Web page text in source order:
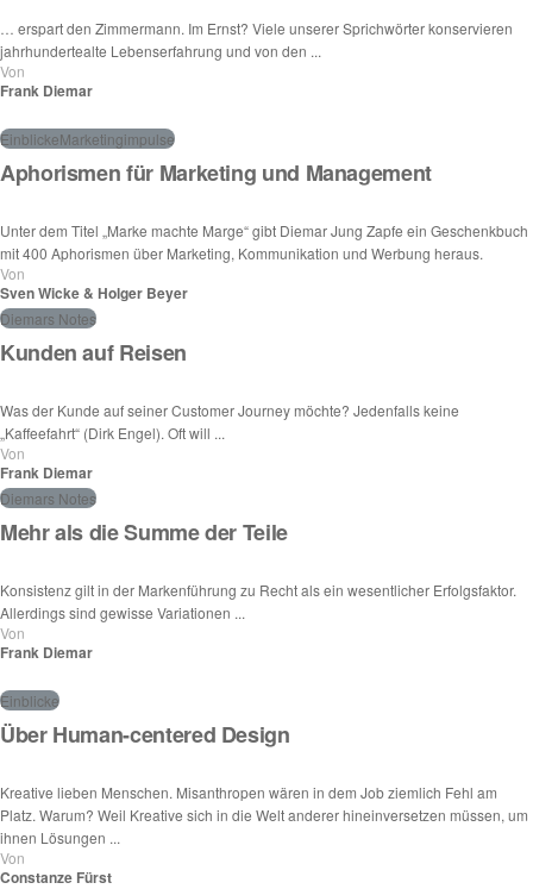
… erspart den Zimmermann. Im Ernst? Viele unserer Sprichwörter konservieren
jahrhundertealte Lebenserfahrung und von den ...
Von
Frank Diemar
EinblickeMarketingimpulse
Aphorismen für Marketing und Management
Unter dem Titel „Marke machte Marge“ gibt Diemar Jung Zapfe ein Geschenkbuch
mit 400 Aphorismen über Marketing, Kommunikation und Werbung heraus.
Von
Sven Wicke & Holger Beyer
Diemars Notes
Kunden auf Reisen
Was der Kunde auf seiner Customer Journey möchte? Jedenfalls keine
„Kaffeefahrt“ (Dirk Engel). Oft will ...
Von
Frank Diemar
Diemars Notes
Mehr als die Summe der Teile
Konsistenz gilt in der Markenführung zu Recht als ein wesentlicher Erfolgsfaktor.
Allerdings sind gewisse Variationen ...
Von
Frank Diemar
Einblicke
Über Human-centered Design
Kreative lieben Menschen. Misanthropen wären in dem Job ziemlich Fehl am
Platz. Warum? Weil Kreative sich in die Welt anderer hineinversetzen müssen, um
ihnen Lösungen ...
Von
Constanze Fürst